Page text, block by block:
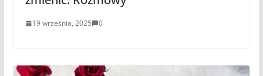
19 września, 2025 0